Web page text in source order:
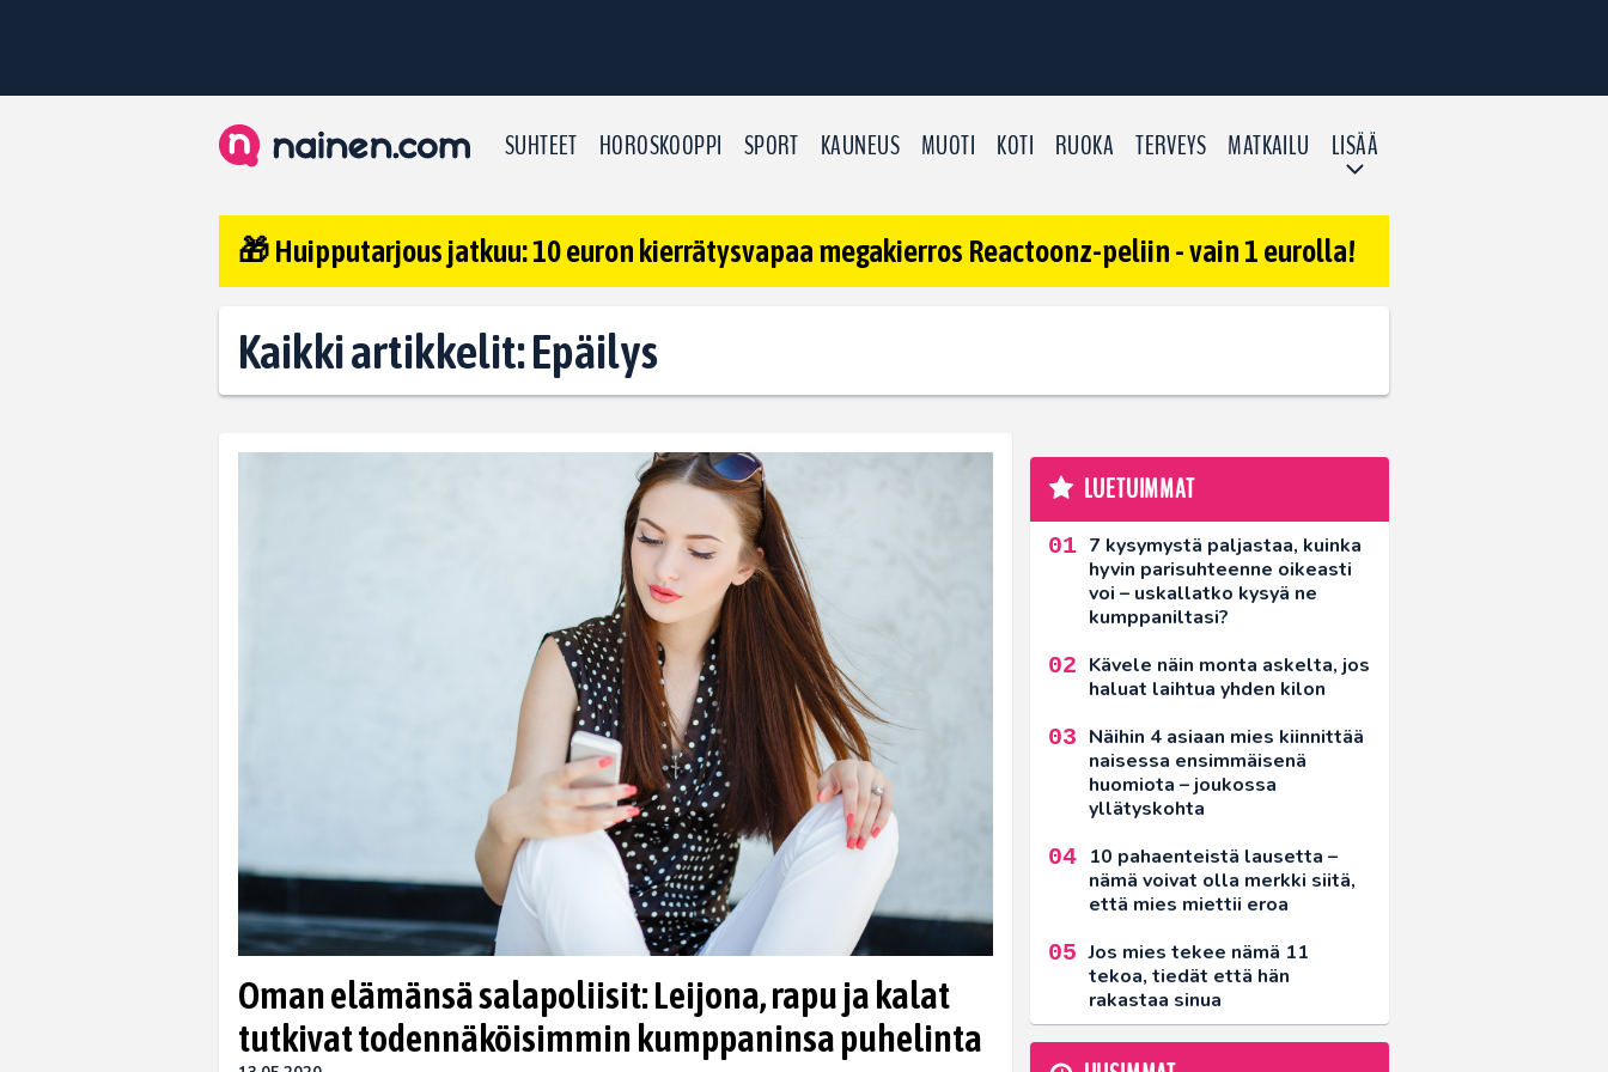
SUHTEET HOROSKOOPPI SPORT KAUNEUS MUOTI KOTI RUOKA TERVEYS MATKAILU LISÄÄ
🎁 Huipputarjous jatkuu: 10 euron kierrätysvapaa megakierros Reactoonz-peliin - vain 1 eurolla!
Kaikki artikkelit: Epäilys
Oman elämänsä salapoliisit: Leijona, rapu ja kalat
tutkivat todennäköisimmin kumppaninsa puhelinta
LUETUIMMAT
7 kysymystä paljastaa, kuinka
hyvin parisuhteenne oikeasti
voi – uskallatko kysyä ne
kumppaniltasi?
Kävele näin monta askelta, jos
haluat laihtua yhden kilon
Näihin 4 asiaan mies kiinnittää
naisessa ensimmäisenä
huomiota – joukossa
yllätyskohta
10 pahaenteistä lausetta –
nämä voivat olla merkki siitä,
että mies miettii eroa
Jos mies tekee nämä 11
tekoa, tiedät että hän
rakastaa sinua